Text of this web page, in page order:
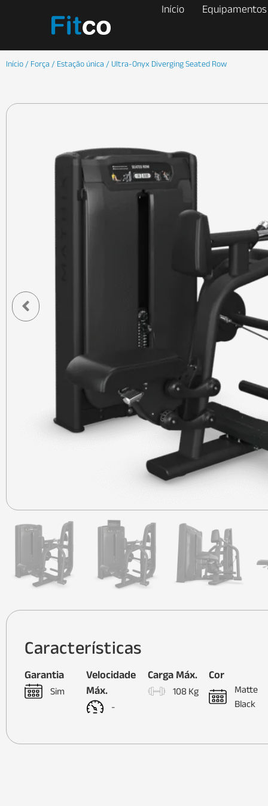
Início Equipamentos
Início / Força / Estação única / Ultra-Onyx Diverging Seated Row
Características
Garantia
Sim
Velocidade
Máx.
-
Carga Máx.
108 Kg
Cor
Matte
Black